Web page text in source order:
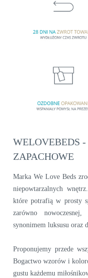
WELOVEBEDS
ZAPACHOWE
Marka We Love Beds
niepowtarzalnych
które potrafią w prosty
zarówno
synonimem luksusu oraz
Proponujemy przede
Bogactwo wzorów i
gustu każdemu